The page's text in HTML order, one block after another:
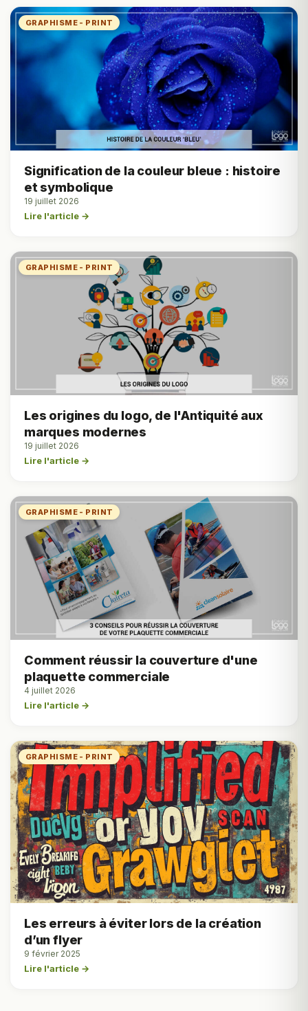
GRAPHISME - PRINT
Signification de la couleur bleue : histoire
et symbolique
19 juillet 2026
Lire l'article →
GRAPHISME - PRINT
Les origines du logo, de l'Antiquité aux
marques modernes
19 juillet 2026
Lire l'article →
GRAPHISME - PRINT
Comment réussir la couverture d'une
plaquette commerciale
4 juillet 2026
Lire l'article →
GRAPHISME - PRINT
Les erreurs à éviter lors de la création
d’un flyer
9 février 2025
Lire l'article →